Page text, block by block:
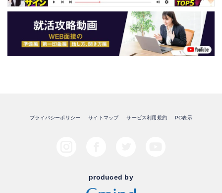
プライバシーポリシー サイトマップ サービス利用規約 PC表示
produced by